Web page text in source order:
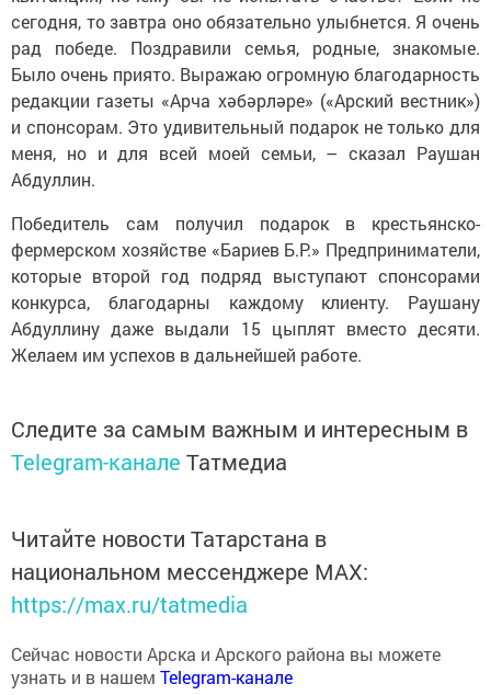
сегодня, то завтра оно обязательно улыбнется. Я очень
рад победе. Поздравили семья, родные, знакомые.
Было очень приято. Выражаю огромную благодарность
редакции газеты «Арча хәбәрләре» («Арский вестник»)
и спонсорам. Это удивительный подарок не только для
меня, но и для всей моей семьи, – сказал Раушан
Абдуллин.
Победитель сам получил подарок в крестьянско-
фермерском хозяйстве «Бариев Б.Р.» Предприниматели,
которые второй год подряд выступают спонсорами
конкурса, благодарны каждому клиенту. Раушану
Абдуллину даже выдали 15 цыплят вместо десяти.
Желаем им успехов в дальнейшей работе.
Следите за самым важным и интересным в
Telegram-канале Татмедиа
Читайте новости Татарстана в
национальном мессенджере MАХ:
https://max.ru/tatmedia
Сейчас новости Арска и Арского района вы можете
узнать и в нашемTelegram-канале